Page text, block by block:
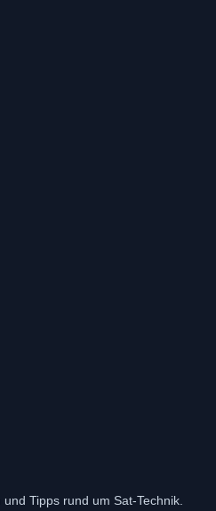
Tipps rund um Sat-Technik.